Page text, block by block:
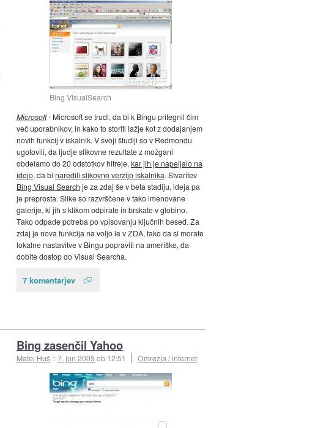
Bing VisualSearch
Microsoft- Microsoft se trudi, da bi k Bingu pritegnil čim
več uporabnikov, in kako to storiti lažje kot z dodajanjem
novih funkcij v iskalnik. V svoji študiji so v Redmondu
ugotovili, da ljudje slikovne rezultate z možgani
obdelamo do 20 odstotkov hitreje, kar jih je napeljalo na
idejo, da bi naredili slikovno verzijo iskalnika. Stvaritev
Bing Visual Search je za zdaj še v beta stadiju, ideja pa
je preprosta. Slike so razvrščene v tako imenovane
galerije, ki jih s klikom odpirate in brskate v globino.
Tako odpade potreba po vpisovanju ključnih besed. Za
zdaj je nova funkcija na voljo le v ZDA, tako da si morate
lokalne nastavitve v Bingu popraviti na ameriške, da
dobite dostop do Visual Searcha.
7 komentarjev
Bing zasenčil Yahoo
Matej Huš ::7. jun 2009ob 12:51 Omrežja / internet